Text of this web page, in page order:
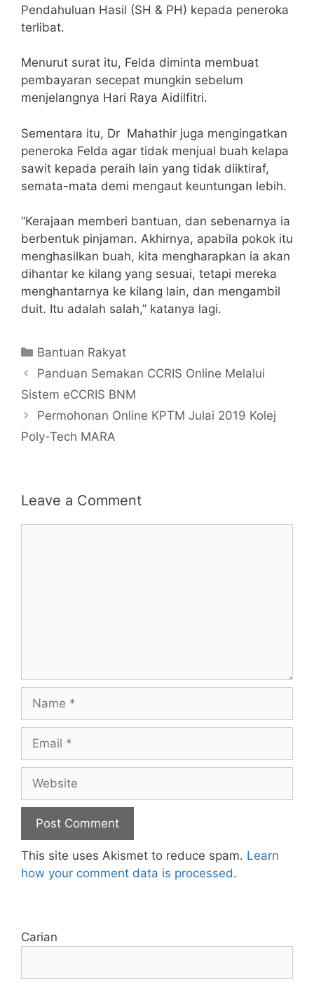
Pendahuluan Hasil (SH & PH) kepada peneroka
terlibat.
Menurut surat itu, Felda diminta membuat
pembayaran secepat mungkin sebelum
menjelangnya Hari Raya Aidilfitri.
Sementara itu, Dr Mahathir juga mengingatkan
peneroka Felda agar tidak menjual buah kelapa
sawit kepada peraih lain yang tidak diiktiraf,
semata-mata demi mengaut keuntungan lebih.
“Kerajaan memberi bantuan, dan sebenarnya ia
berbentuk pinjaman. Akhirnya, apabila pokok itu
menghasilkan buah, kita mengharapkan ia akan
dihantar ke kilang yang sesuai, tetapi mereka
menghantarnya ke kilang lain, dan mengambil
duit. Itu adalah salah,” katanya lagi.
Categories
Bantuan Rakyat
Panduan Semakan CCRIS Online Melalui
Sistem eCCRIS BNM
Permohonan Online KPTM Julai 2019 Kolej
Poly-Tech MARA
Leave a Comment
Name
Email
Website
This site uses Akismet to reduce spam. Learn
how your comment data is processed.
Carian